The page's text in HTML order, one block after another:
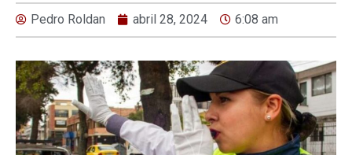
Pedro Roldan abril 28, 2024 6:08 am